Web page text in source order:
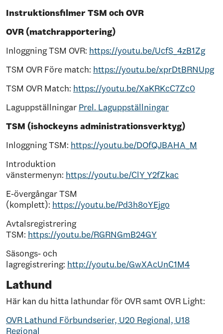
Instruktionsfilmer TSM och OVR
OVR (matchrapportering)
Inloggning TSM OVR: https://youtu.be/UcfS_4zB1Zg
TSM OVR Före match: https://youtu.be/xprDtBRNUpg
TSM OVR Match: https://youtu.be/XaKRKcC7Zc0
Laguppställningar Prel. Laguppställningar
TSM (ishockeyns administrationsverktyg)
Inloggning TSM: https://youtu.be/DOfQJBAHA_M
Introduktion
vänstermenyn: https://youtu.be/ClY_Y2fZkac
E-övergångar TSM
(komplett): https://youtu.be/Pd3h8oYEjgo
Avtalsregistrering
TSM: https://youtu.be/RGRNGmB24GY
Säsongs- och
lagregistrering: http://youtu.be/GwXAcUnC1M4
Lathund
Här kan du hitta lathundar för OVR samt OVR Light:
OVR Lathund Förbundserier, U20 Regional, U18
Regional